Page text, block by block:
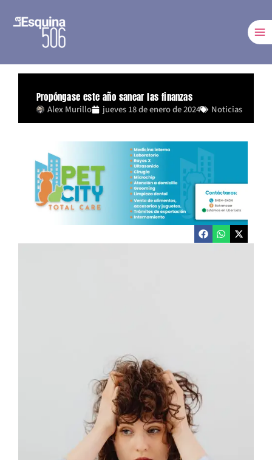
Propóngase este año sanear las finanzas
Alex Murillo jueves 18 de enero de 2024 Noticias